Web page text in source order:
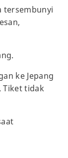
tersembunyi
ke Jepang
Tiket tidak